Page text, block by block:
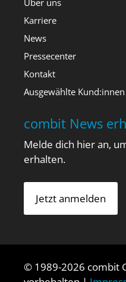
Karriere
News
Pressecenter
Kontakt
Ausgewählte Kund:innen
combit News
Melde dich hier an,
erhalten.
Jetzt anmelden
© 1989-2026 combit